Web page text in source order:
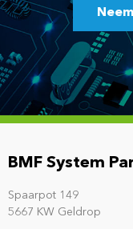
BMF System
Spaarpot 149
5667 KW Geldrop